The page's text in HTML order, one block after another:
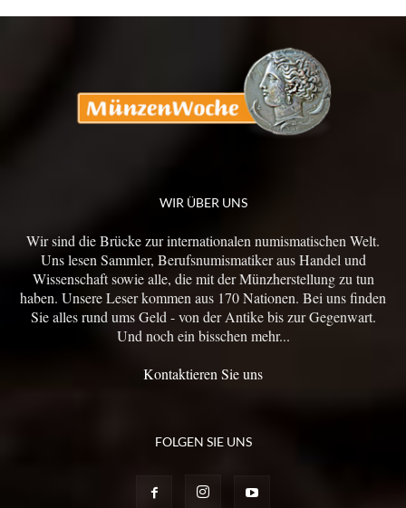
WIR ÜBER UNS
Wir sind die Brücke zur internationalen numismatischen Welt.
Uns lesen Sammler, Berufsnumismatiker aus Handel und
Wissenschaft sowie alle, die mit der Münzherstellung zu tun
haben. Unsere Leser kommen aus 170 Nationen. Bei uns finden
Sie alles rund ums Geld - von der Antike bis zur Gegenwart.
Und noch ein bisschen mehr...
Kontaktieren Sie uns
FOLGEN SIE UNS